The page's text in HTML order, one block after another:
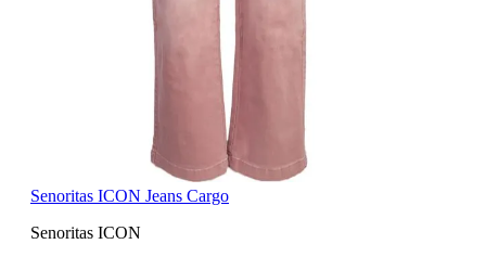
Senoritas ICON Jeans Cargo
Senoritas ICON